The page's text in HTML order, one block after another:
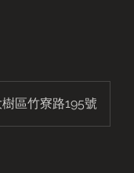
樹區竹寮路195號